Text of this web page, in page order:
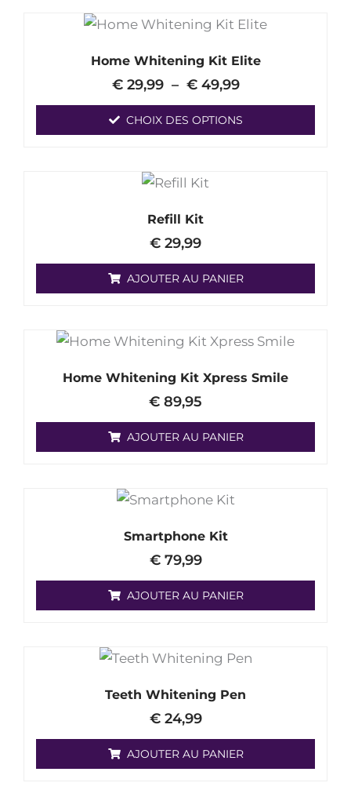
Home Whitening Kit Elite
€29,99 – €49,99
Plage
prix :
€ 29,99
à
€ 49,99
CHOIX DES OPTIONS
Ce
a
plusieurs
Les
peuvent
choisies
sur
la
page
Refill Kit
€ 29,99
AJOUTER AU PANIER
Home Whitening Kit Xpress Smile
€ 89,95
AJOUTER AU PANIER
Smartphone Kit
€79,99
AJOUTER AU PANIER
Teeth Whitening Pen
€24,99
AJOUTER AU PANIER